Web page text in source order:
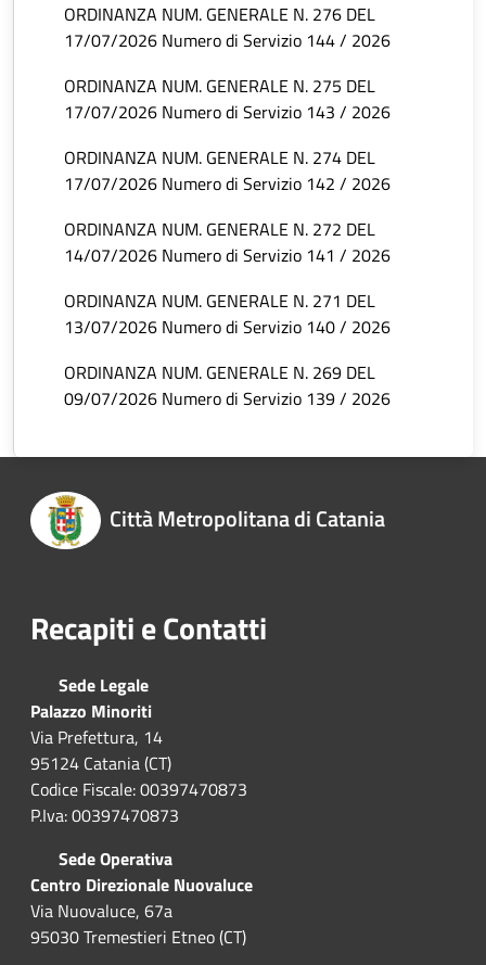
ORDINANZA NUM. GENERALE N. 276 DEL
17/07/2026 Numero di Servizio 144 / 2026
ORDINANZA NUM. GENERALE N. 275 DEL
17/07/2026 Numero di Servizio 143 / 2026
ORDINANZA NUM. GENERALE N. 274 DEL
17/07/2026 Numero di Servizio 142 / 2026
ORDINANZA NUM. GENERALE N. 272 DEL
14/07/2026 Numero di Servizio 141 / 2026
ORDINANZA NUM. GENERALE N. 271 DEL
13/07/2026 Numero di Servizio 140 / 2026
ORDINANZA NUM. GENERALE N. 269 DEL
09/07/2026 Numero di Servizio 139 / 2026
Città Metropolitana di Catania
Recapiti e Contatti
Sede Legale
Palazzo Minoriti
Via Prefettura, 14
95124 Catania (CT)
Codice Fiscale: 00397470873
P.Iva: 00397470873
Sede Operativa
Centro Direzionale Nuovaluce
Via Nuovaluce, 67a
95030 Tremestieri Etneo (CT)